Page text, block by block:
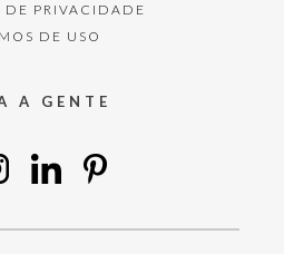
DE PRIVACIDADE
DE USO
A GENTE